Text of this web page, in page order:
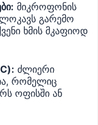
მიკროფონის
გარემო
ხმის მკაფიოდ
ძლიერი
რომელიც
ოფისში ან